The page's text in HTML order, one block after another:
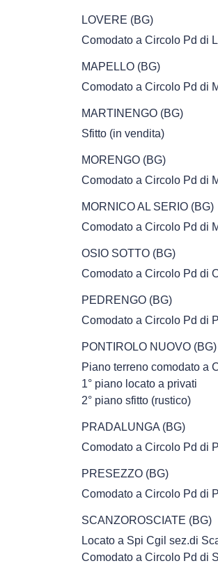
LOVERE (BG)
Comodato a Circolo Pd di
MAPELLO (BG)
Comodato a Circolo Pd di
MARTINENGO (BG)
Sfitto (in vendita)
MORENGO (BG)
Comodato a Circolo Pd di
MORNICO AL SERIO (BG)
Comodato a Circolo Pd di
OSIO SOTTO (BG)
Comodato a Circolo Pd di
PEDRENGO (BG)
Comodato a Circolo Pd di
PONTIROLO NUOVO (BG)
Piano terreno comodato a
1° piano locato a privati
2° piano sfitto (rustico)
PRADALUNGA (BG)
Comodato a Circolo Pd di
PRESEZZO (BG)
Comodato a Circolo Pd di
SCANZOROSCIATE (BG)
Locato a Spi Cgil sez.di
Comodato a Circolo Pd di